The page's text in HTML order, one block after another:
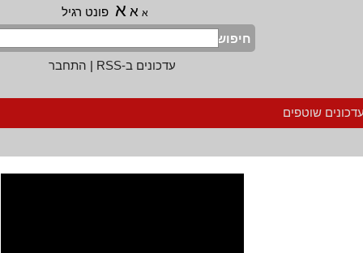
א א פונט רגיל
חיפוש
עדכונים ב-RSS
|התחבר
שוטפים